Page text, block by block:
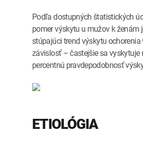
Podľa dostupných štatistických
pomer výskytu u mužov k
stúpajúci trend výskytu
závislosť – častejšie sa vyskytuje
percentnú pravdepodobnosť
ETIOLÓGIA